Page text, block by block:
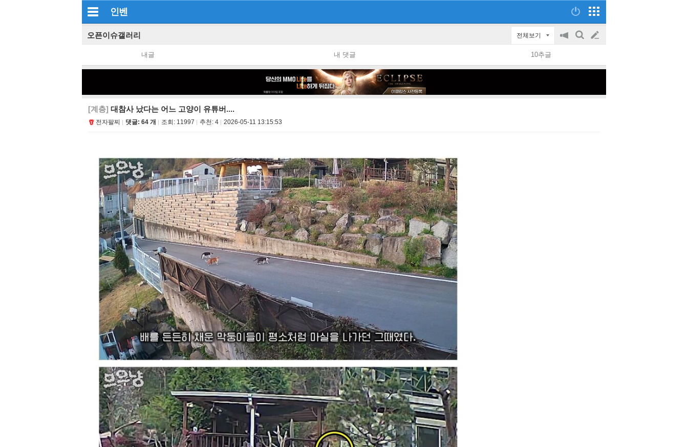
인벤
오픈이슈갤러리 전체보기
공
on/off
검
글
쓰
내글 내 댓글 10추글
[계층] 대참사 났다는 어느 고양이 유튜버....
전자팔찌 댓글: 64 개 조회: 11997 추천: 4 2026-05-11 13:15:53